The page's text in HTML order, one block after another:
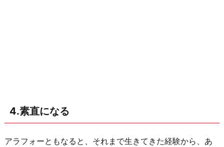
4.素直になる
アラフォーともなると、それまで生きてきた経験から、あ